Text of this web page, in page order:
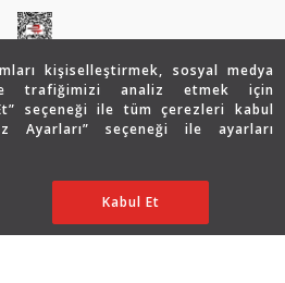
kişiselleştirmek, sosyal medya
trafiğimizi analiz etmek için
seçeneği ile tüm çerezleri kabul
Ayarları” seçeneği ile ayarları
Ayarları Düzenle
Kabul Et
SATIN ALIN
Pırlanta - Bu sitenin tüm hakları